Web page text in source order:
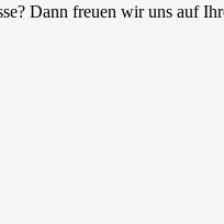
Dann freuen wir uns auf